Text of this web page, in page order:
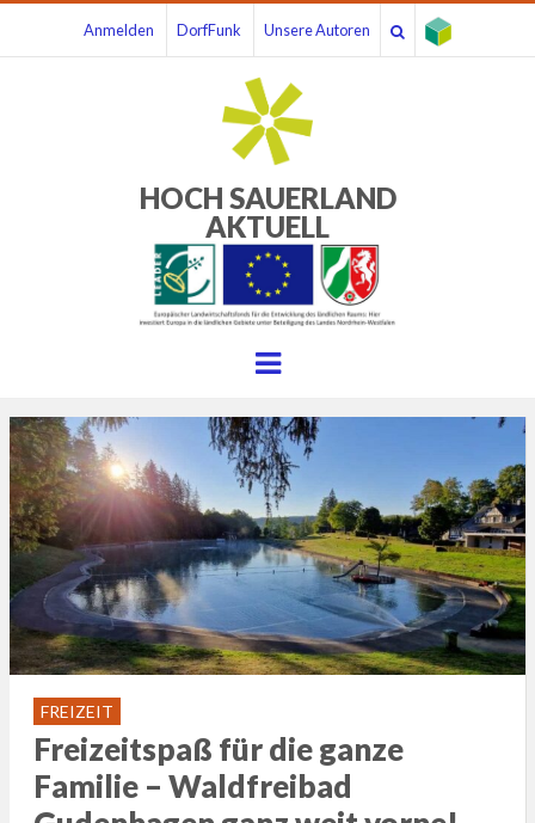
Anmelden DorfFunk Unsere Autoren
HOCH SAUERLAND
AKTUELL
Menu
FREIZEIT
Freizeitspaß für die ganze
Familie – Waldfreibad